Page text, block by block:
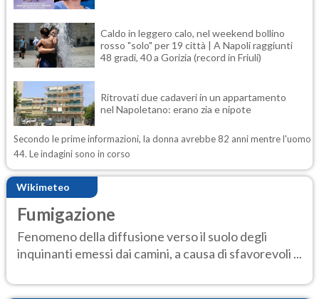
Caldo in leggero calo, nel weekend bollino
rosso "solo" per 19 città | A Napoli raggiunti
48 gradi, 40 a Gorizia (record in Friuli)
Ritrovati due cadaveri in un appartamento
nel Napoletano: erano zia e nipote
Secondo le prime informazioni, la donna avrebbe 82 anni mentre l'uomo
44. Le indagini sono in corso
Wikimeteo
Fumigazione
Fenomeno della diffusione verso il suolo degli
inquinanti emessi dai camini, a causa di sfavorevoli ...